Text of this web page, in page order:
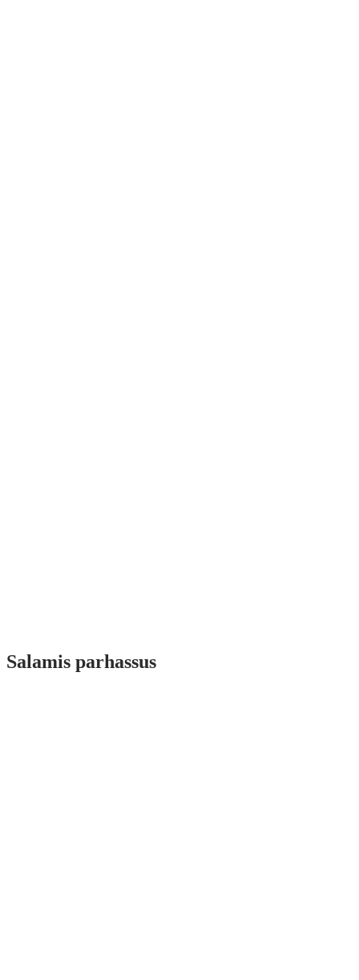
Salamis parhassus